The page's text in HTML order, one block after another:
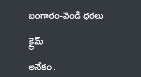
బంగారం-వెండి ధరలు
క్రైమ్
అనేకం